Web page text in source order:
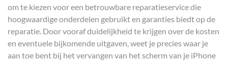
om te kiezen voor een betrouwbare reparatieservice die
hoogwaardige onderdelen gebruikt en garanties biedt op de
reparatie. Door vooraf duidelijkheid te krijgen over de kosten
en eventuele bijkomende uitgaven, weet je precies waar je
aan toe bent bij het vervangen van het scherm van je iPhone